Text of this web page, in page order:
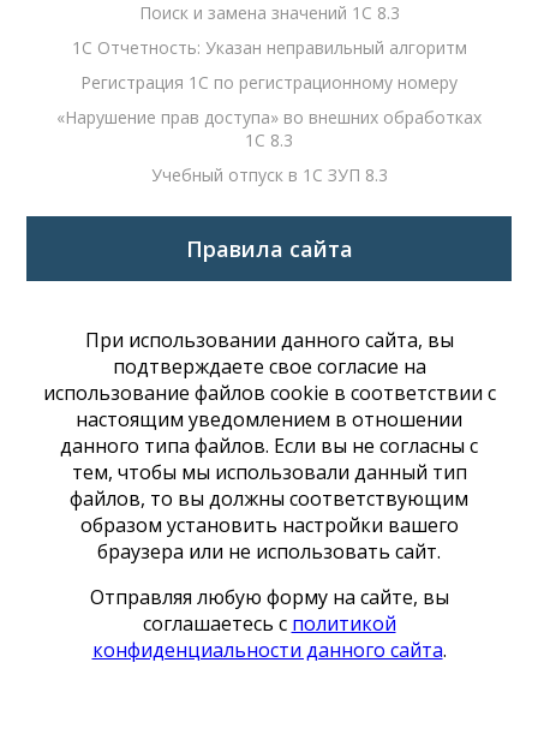
Поиск и замена значений 1С 8.3
1С Отчетность: Указан неправильный алгоритм
Регистрация 1С по регистрационному номеру
«Нарушение прав доступа» во внешних обработках
1С 8.3
Учебный отпуск в 1С ЗУП 8.3
Правила сайта
При использовании данного сайта, вы
подтверждаете свое согласие на
использование файлов cookie в соответствии с
настоящим уведомлением в отношении
данного типа файлов. Если вы не согласны с
тем, чтобы мы использовали данный тип
файлов, то вы должны соответствующим
образом установить настройки вашего
браузера или не использовать сайт.
Отправляя любую форму на сайте, вы
соглашаетесь с политикой
конфиденциальности данного сайта.